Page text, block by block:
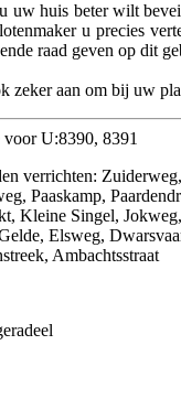
huis beter wilt
u precies
raad geven op dit
zeker aan om bij uw
U:8390, 8391
verrichten:
Paaskamp,
Singel,
Elsweg,
Ambachtsstraat